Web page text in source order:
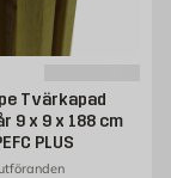
Tvärkapad
9 x 9 x 188 cm
PLUS